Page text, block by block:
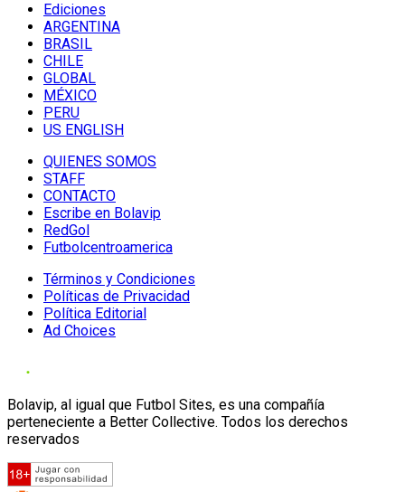
Ediciones
ARGENTINA
BRASIL
CHILE
GLOBAL
MÉXICO
PERU
US ENGLISH
QUIENES SOMOS
STAFF
CONTACTO
Escribe en Bolavip
RedGol
Futbolcentroamerica
Términos y Condiciones
Políticas de Privacidad
Política Editorial
Ad Choices
Bolavip, al igual que Futbol Sites, es una compañía
perteneciente a Better Collective. Todos los derechos
reservados